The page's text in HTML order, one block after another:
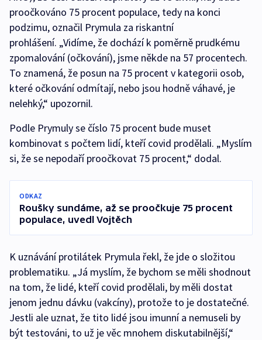
proočkováno 75 procent populace, tedy na konci
podzimu, označil Prymula za riskantní
prohlášení. „Vidíme, že dochází k poměrně prudkému
zpomalování (očkování), jsme někde na 57 procentech.
To znamená, že posun na 75 procent v kategorii osob,
které očkování odmítají, nebo jsou hodně váhavé, je
nelehký,“ upozornil.
Podle Prymuly se číslo 75 procent bude muset
kombinovat s počtem lidí, kteří covid prodělali. „Myslím
si, že se nepodaří proočkovat 75 procent,“ dodal.
ODKAZ
Roušky sundáme, až se proočkuje 75 procent
populace, uvedl Vojtěch
K uznávání protilátek Prymula řekl, že jde o složitou
problematiku. „Já myslím, že bychom se měli shodnout
na tom, že lidé, kteří covid prodělali, by měli dostat
jenom jednu dávku (vakcíny), protože to je dostatečné.
Jestli ale uznat, že tito lidé jsou imunní a nemuseli by
být testováni, to už je věc mnohem diskutabilnější,“